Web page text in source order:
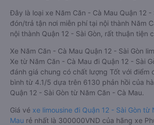
Đây là loại xe Năm Căn - Cà Mau Quận 12 -
đón/trả tận nơi miễn phí tại nội thành Năm
nội thành Quận 12 - Sài Gòn, rất thuận tiện
Xe Năm Căn - Cà Mau Quận 12 - Sài Gòn
Xe từ Năm Căn - Cà Mau đi Quận 12 - Sài
đánh giá chung có chất lượng Tốt với điểm
bình từ 4.1/5 dựa trên 6130 phản hồi của
Quận 12 - Sài Gòn từ Năm Căn - Cà Mau.
Giá vé xe limousine đi Quận 12 - Sài Gòn từ
Mau rẻ nhất là 300000VND của hãng xe